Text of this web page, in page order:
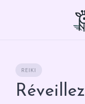
REIKI